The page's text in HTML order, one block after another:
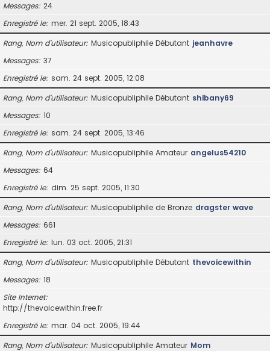
Messages 24
Enregistré le mer. 21 sept. 2005, 18:43
Rang, Nom d’utilisateur Musicopubliphile Débutant jeanhavre
Messages 37
Enregistré le sam. 24 sept. 2005, 12:08
Rang, Nom d’utilisateur Musicopubliphile Débutant shibany69
Messages 10
Enregistré le sam. 24 sept. 2005, 13:46
Rang, Nom d’utilisateur Musicopubliphile Amateur angelus54210
Messages 64
Enregistré le dim. 25 sept. 2005, 11:30
Rang, Nom d’utilisateur Musicopubliphile de Bronze dragster wave
Messages 661
Enregistré le lun. 03 oct. 2005, 21:31
Rang, Nom d’utilisateur Musicopubliphile Débutant thevoicewithin
Messages 18
Site Internet
http://thevoicewithin.free.fr
Enregistré le mar. 04 oct. 2005, 19:44
Rang, Nom d’utilisateur Musicopubliphile Amateur Mom